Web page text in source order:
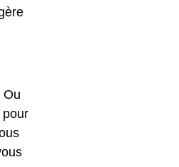
Ou
pour